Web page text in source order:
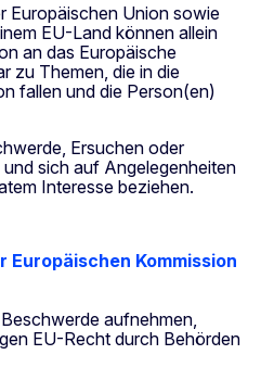
Europäischen Union sowie
EU-Land können allein
an das Europäische
zu Themen, die in die
fallen und die Person(en)
Ersuchen oder
sich auf Angelegenheiten
Interesse beziehen.
Europäischen Kommission
aufnehmen,
EU-Recht durch Behörden